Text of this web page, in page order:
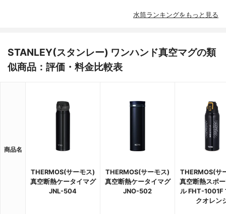
水筒ランキングをもっと見る
STANLEY(スタンレー) ワンハンド真空マグの類
似商品：評価・料金比較表
商品名
THERMOS(サーモス)
真空断熱ケータイマグ
JNL-504
THERMOS(サーモス)
真空断熱ケータイマグ
JNO-502
THERMOS(サ
真空断熱スポ
ル FHT-1001F
クオレン